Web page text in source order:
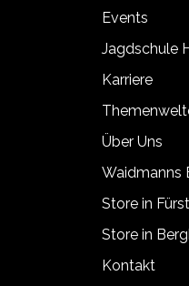
Events
Jagdschule
Karriere
Über Uns
Waidmanns
Store in
Store in
Kontakt